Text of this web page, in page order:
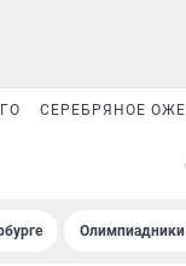
СЕРЕБРЯНОЕ
Олимпиадники